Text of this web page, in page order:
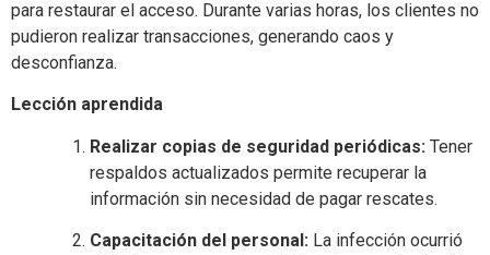
para restaurar el acceso. Durante varias horas, los clientes no
pudieron realizar transacciones, generando caos y
desconfianza.
Lección aprendida
Realizar copias de seguridad periódicas: Tener
respaldos actualizados permite recuperar la
información sin necesidad de pagar rescates.
Capacitación del personal: La infección ocurrió